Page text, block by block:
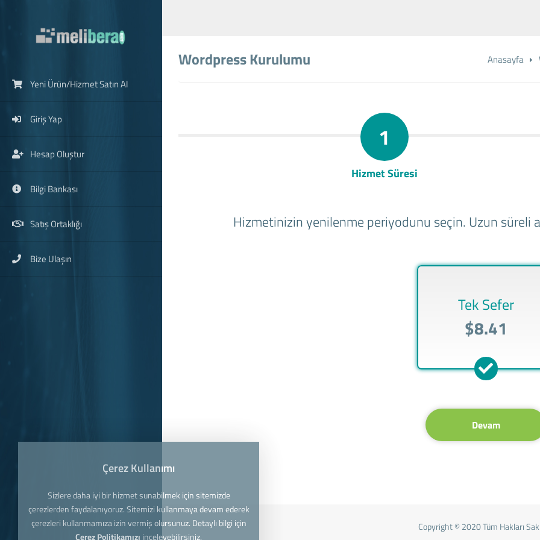
Wordpress Kurulumu Anasayfa
1
Hizmet Süresi
Hizmetinizin yenilenme periyodunu seçin. Uzun süreli
Tek Sefer
$8.41
Devam
Copyright © 2020 Tüm Hakları
Yeni Ürün/Hizmet Satın Al
Giriş Yap
Hesap Oluştur
Bilgi Bankası
Satış Ortaklığı
Bize Ulaşın
Çerez Kullanımı
Sizlere daha iyi bir hizmet sunabilmek için sitemizde
çerezlerden faydalanıyoruz. Sitemizi kullanmaya devam ederek
çerezleri kullanmamıza izin vermiş olursunuz. Detaylı bilgi için
Çerez Politikamızı inceleyebilirsiniz.